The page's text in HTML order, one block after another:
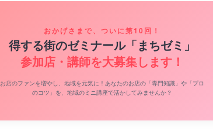
おかげさまで、ついに第10回！
得する街のゼミナール「まちゼミ」
参加店・講師を大募集します！
お店のファンを増やし、地域を元気に！あなたのお店の「専門知識」や「プロ
のコツ」を、地域のミニ講座で活かしてみませんか？